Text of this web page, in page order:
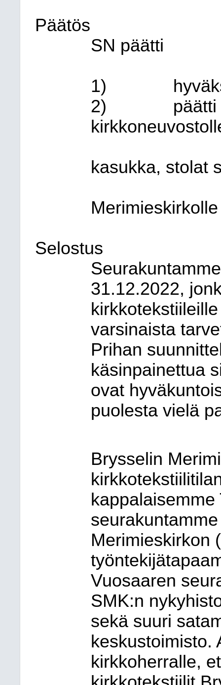
Päätös
SN päätti
1)
2)
kasukka, stolat
Selostus
31.12.2022,
varsinaista
Prihan
käsinpainettua
ovat
puolesta vielä
Brysselin
Merimieskirkon
Vuosaaren
SMK:n
sekä suuri
keskustoimisto.
kirkkoherralle,